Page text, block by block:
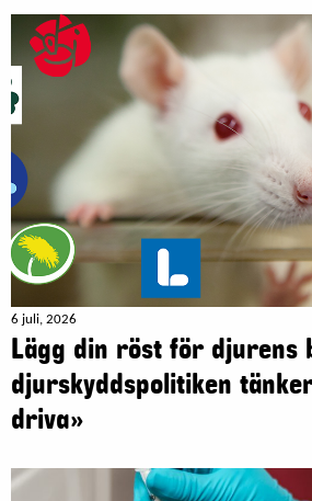
6 juli, 2026
Lägg din röst för djurens
djurskyddspolitiken
driva»